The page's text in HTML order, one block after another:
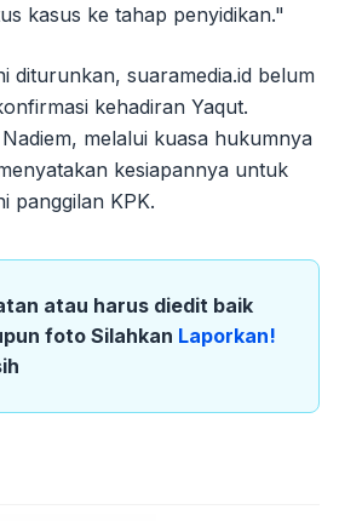
kasus ke tahap penyidikan."
diturunkan, suaramedia.id belum
kehadiran Yaqut.
melalui kuasa hukumnya
kesiapannya untuk
panggilan KPK.
atau harus diedit baik
foto Silahkan Laporkan!